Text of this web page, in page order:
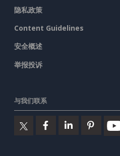
隐私政策
Content Guidelines
安全概述
举报投诉
与我们联系